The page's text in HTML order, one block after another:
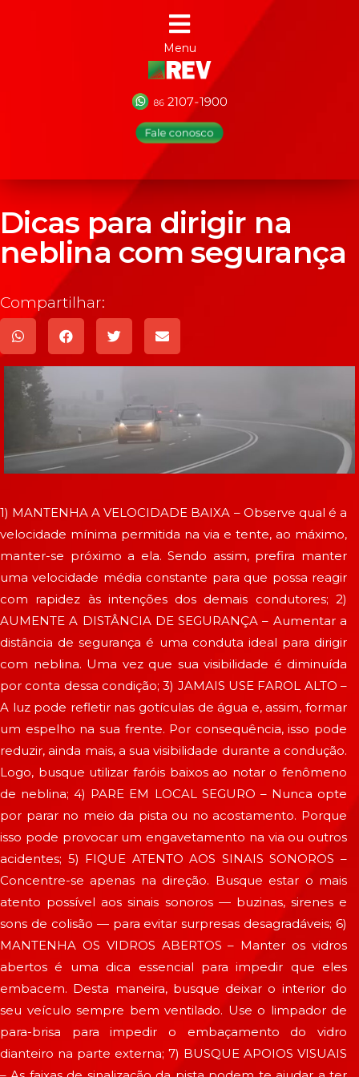
Menu
Dicas para dirigir na
neblina com segurança
Compartilhar:
1) MANTENHA A VELOCIDADE BAIXA – Observe qual é a
velocidade mínima permitida na via e tente, ao máximo,
manter-se próximo a ela. Sendo assim, prefira manter
uma velocidade média constante para que possa reagir
com rapidez às intenções dos demais condutores; 2)
AUMENTE A DISTÂNCIA DE SEGURANÇA – Aumentar a
distância de segurança é uma conduta ideal para dirigir
com neblina. Uma vez que sua visibilidade é diminuída
por conta dessa condição; 3) JAMAIS USE FAROL ALTO –
A luz pode refletir nas gotículas de água e, assim, formar
um espelho na sua frente. Por consequência, isso pode
reduzir, ainda mais, a sua visibilidade durante a condução.
Logo, busque utilizar faróis baixos ao notar o fenômeno
de neblina; 4) PARE EM LOCAL SEGURO – Nunca opte
por parar no meio da pista ou no acostamento. Porque
isso pode provocar um engavetamento na via ou outros
acidentes; 5) FIQUE ATENTO AOS SINAIS SONOROS –
Concentre-se apenas na direção. Busque estar o mais
atento possível aos sinais sonoros — buzinas, sirenes e
sons de colisão — para evitar surpresas desagradáveis; 6)
MANTENHA OS VIDROS ABERTOS – Manter os vidros
abertos é uma dica essencial para impedir que eles
embacem. Desta maneira, busque deixar o interior do
seu veículo sempre bem ventilado. Use o limpador de
para-brisa para impedir o embaçamento do vidro
dianteiro na parte externa; 7) BUSQUE APOIOS VISUAIS